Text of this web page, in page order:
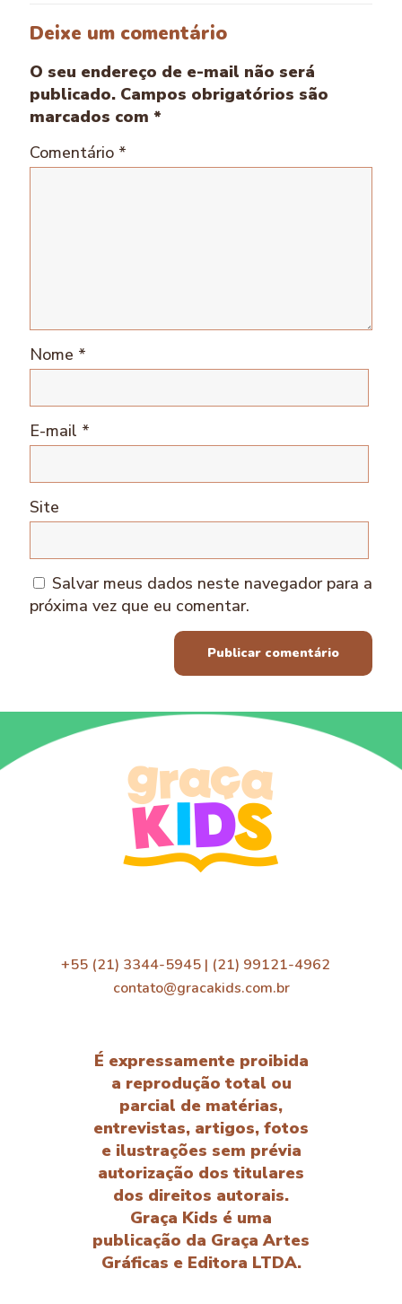
Deixe um comentário
O seu endereço de e-mail não será
publicado. Campos obrigatórios são
marcados com *
Comentário *
Nome *
E-mail *
Site
Salvar meus dados neste navegador para a
próxima vez que eu comentar.
+55 (21) 3344-5945 | (21) 99121-4962
contato@gracakids.com.br
É expressamente proibida
a reprodução total ou
parcial de matérias,
entrevistas, artigos, fotos
e ilustrações sem prévia
autorização dos titulares
dos direitos autorais.
Graça Kids é uma
publicação da Graça Artes
Gráficas e Editora LTDA.